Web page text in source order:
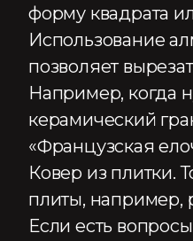
форму квадрата
Использование
позволяет
Например, когда
керамический
«Французская
Ковер из плитки.
плиты, например,
Если есть